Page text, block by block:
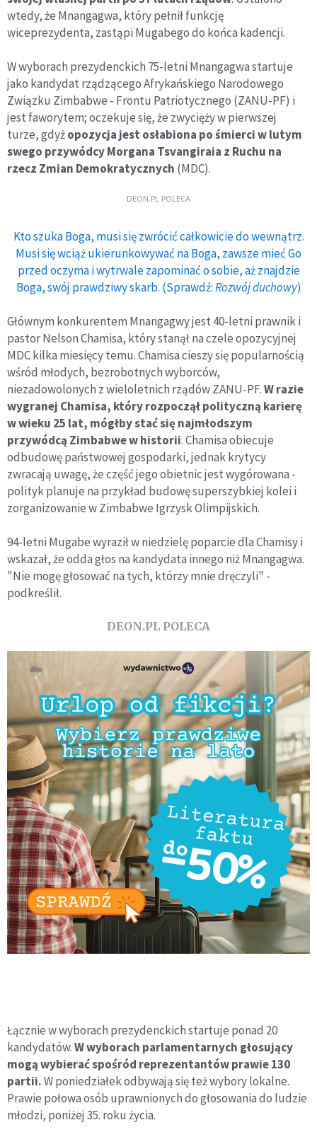
wtedy, że Mnangagwa, który pełnił funkcję
wiceprezydenta, zastąpi Mugabego do końca kadencji.
W wyborach prezydenckich 75-letni Mnangagwa startuje
jako kandydat rządzącego Afrykańskiego Narodowego
Związku Zimbabwe - Frontu Patriotycznego (ZANU-PF) i
jest faworytem; oczekuje się, że zwycięży w pierwszej
turze, gdyżopozycja jest osłabiona po śmierci w lutym
swego przywódcy Morgana Tsvangiraia z Ruchu na
rzecz Zmian Demokratycznych (MDC).
DEON.PL POLECA
Kto szuka Boga, musi się zwrócić całkowicie do wewnątrz.
Musi się wciąż ukierunkowywać na Boga, zawsze mieć Go
przed oczyma i wytrwale zapominać o sobie, aż znajdzie
Boga, swój prawdziwy skarb. (Sprawdź:Rozwój duchowy)
Głównym konkurentem Mnangagwy jest 40-letni prawnik i
pastor Nelson Chamisa, który stanął na czele opozycyjnej
MDC kilka miesięcy temu. Chamisa cieszy się popularnością
wśród młodych, bezrobotnych wyborców,
niezadowolonych z wieloletnich rządów ZANU-PF.W razie
wygranej Chamisa, który rozpoczął polityczną karierę
w wieku 25 lat, mógłby stać się najmłodszym
przywódcą Zimbabwe w historii. Chamisa obiecuje
odbudowę państwowej gospodarki, jednak krytycy
zwracają uwagę, że część jego obietnic jest wygórowana -
polityk planuje na przykład budowę superszybkiej kolei i
zorganizowanie w Zimbabwe Igrzysk Olimpijskich.
94-letni Mugabe wyraził w niedzielę poparcie dla Chamisy i
wskazał, że odda głos na kandydata innego niż Mnangagwa.
"Nie mogę głosować na tych, którzy mnie dręczyli" -
podkreślił.
DEON.PL POLECA
Łącznie w wyborach prezydenckich startuje ponad 20
kandydatów.W wyborach parlamentarnych głosujący
mogą wybierać spośród reprezentantów prawie 130
partii.W poniedziałek odbywają się też wybory lokalne.
Prawie połowa osób uprawnionych do głosowania do ludzie
młodzi, poniżej 35. roku życia.